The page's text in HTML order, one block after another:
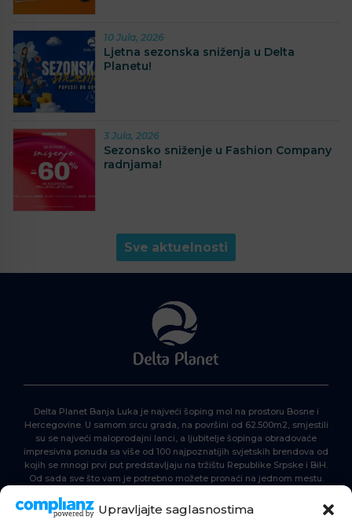
Upravljajte saglasnostima
10 Jula, 2026
Ljetna sezonska sniženja u Delta
Planetu!
3 Jula, 2026
Sezonsko sniženje u Fashion Company
radnjama!
Sve aktuelnosti
Delta Planet Banja Luka je najveći šoping mol na prostoru Bosne i
Hercegovine. U samom srcu grada, na površini od 62.500m2, smjestili
su se najveći maloprodajni lanci, a ljubitelje šopinga obradovaće
impresivna ponuda sa više od 100 najpoznatijih svjetskih brendova od
kojih se mnogi prvi put predstavljaju na tržištu Republike Srpske i BiH.
Od sada sve što vam je potrebno možete pronaći na jednom mestu.